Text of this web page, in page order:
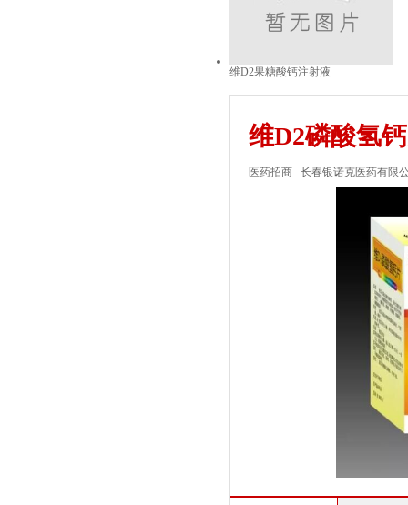
维D2果糖酸钙注射液
维D2磷酸氢
医药招商 长春银诺克医药有限